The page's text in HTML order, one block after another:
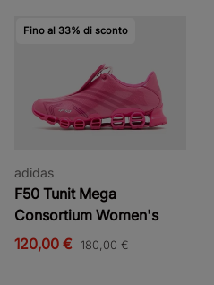
Fino al 33% di sconto
adidas
F50 Tunit Mega
Consortium Women's
120,00 € 180,00 €